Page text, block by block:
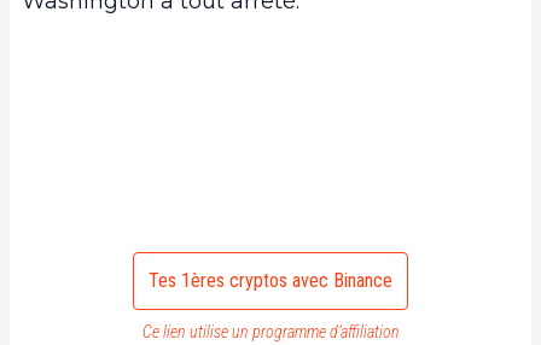
Tes 1ères cryptos avec Binance
Ce lien utilise un programme d’affiliation